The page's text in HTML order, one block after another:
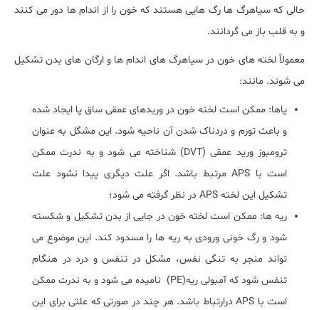
حالی که سیاهرگ ها رگ هایی هستند که خون را از اندام ها دور می کنند
و به قلب باز می گردانند.
معمولاً لخته های خون در سیاهرگ های اندام ها و ارگان های بدن تشکیل
می شوند. مانند:
پاها: ممکن است لخته خون در وریدهای عمقی ساق پا ایجاد شده
و باعث تورم و دردناک شدن آن ناحیه شود. این مشگل به عنوان
ترومبوز ورید عمقی (DVT) شناخته می شود و به ندرت ممکن
است با APS مرتبط باشد. اگر علت دیگری پیدا نشود علت
تشکیل این لخته APS در نظر گرفته می شود؛
ریه ها: ممکن است لخته خون در جایی از بدن تشکیل و شکسته
شود و رگ خونی ورودی به ریه ها را مسدود کند. این موضوع می
تواند منجر به تنگی نفس، مشکل در تنفس و درد در هنگام
تنفس شود که آمبولی ریه(PE) نامیده می شود و به ندرت ممکن
است با APS درارتباط باشد. هر چند در صورتی که علتی برای این